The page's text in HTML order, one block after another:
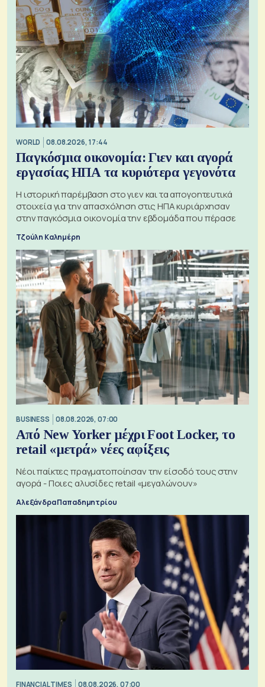
WORLD 08.08.2026, 17:44
Παγκόσμια οικονομία: Γιεν και αγορά
εργασίας ΗΠΑ τα κυριότερα γεγονότα
Η ιστορική παρέμβαση στο γιεν και τα απογοητευτικά
στοιχεία για την απασχόληση στις ΗΠΑ κυριάρχησαν
στην παγκόσμια οικονομία την εβδομάδα που πέρασε
Τζούλη Καλημέρη
BUSINESS 08.08.2026, 07:00
Από New Yorker μέχρι Foot Locker, το
retail «μετρά» νέες αφίξεις
Νέοι παίκτες πραγματοποίησαν την είσοδό τους στην
αγορά - Ποιες αλυσίδες retail «μεγαλώνουν»
Αλεξάνδρα Παπαδημητρίου
FINANCIAL TIMES 08.08.2026, 07:00